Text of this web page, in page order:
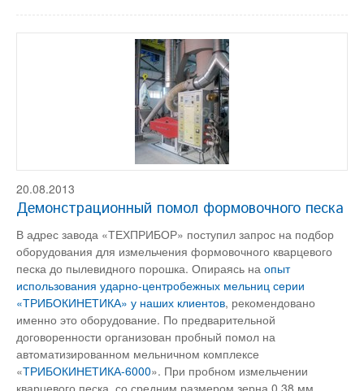
20.08.2013
Демонстрационный помол формовочного песка
В адрес завода «ТЕХПРИБОР» поступил запрос на подбор
оборудования для измельчения формовочного кварцевого
песка до пылевидного порошка. Опираясь на опыт
использования ударно-центробежных мельниц серии
«ТРИБОКИНЕТИКА» у наших клиентов, рекомендовано
именно это оборудование. По предварительной
договоренности организован пробный помол на
автоматизированном мельничном комплексе
«ТРИБОКИНЕТИКА-6000». При пробном измельчении
кварцевого песка, со средним размером зерна 0,38 мм,